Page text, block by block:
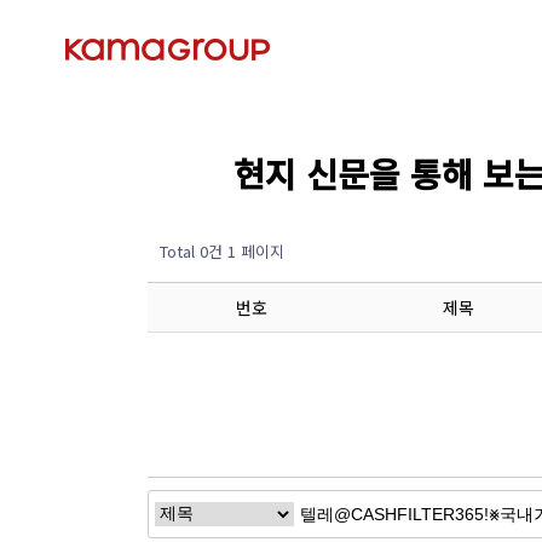
현지 신문을 통해
Total 0건 1 페이지
번호 제목